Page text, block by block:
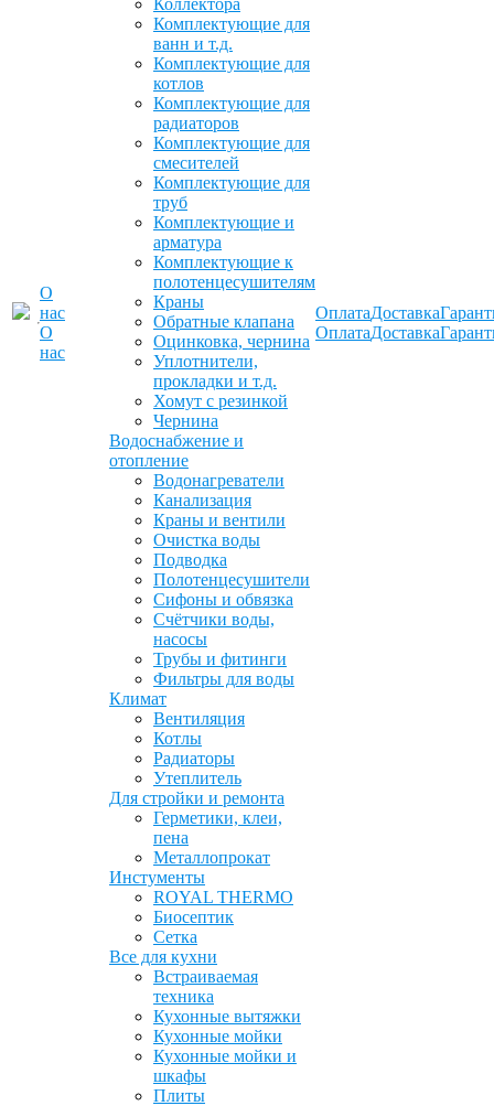
О
нас
О
нас
Коллектора
Комплектующие для
ванн и т.д.
Комплектующие для
котлов
Комплектующие для
радиаторов
Комплектующие для
смесителей
Комплектующие для
труб
Комплектующие и
арматура
Комплектующие к
полотенцесушителям
Краны
Обратные клапана
Оцинковка, чернина
Уплотнители,
прокладки и т.д.
Хомут с резинкой
Чернина
Водоснабжение и
отопление
Водонагреватели
Канализация
Краны и вентили
Очистка воды
Подводка
Полотенцесушители
Сифоны и обвязка
Счётчики воды,
насосы
Трубы и фитинги
Фильтры для воды
Климат
Вентиляция
Котлы
Радиаторы
Утеплитель
Для стройки и ремонта
Герметики, клеи,
пена
Металлопрокат
Инстументы
ROYAL THERMO
Биосептик
Сетка
Все для кухни
Встраиваемая
техника
Кухонные вытяжки
Кухонные мойки
Кухонные мойки и
шкафы
Плиты
Оплата
Оплата
Доставка
Доставка